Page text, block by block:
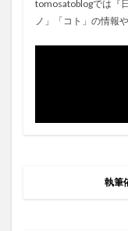
tomosatoblogでは『
ノ」「コト」の情報
執筆